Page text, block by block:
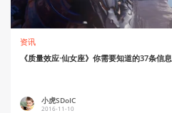
资讯
《质量效应·仙女座》你需要知道的37条信息
小虎SDoIC
2016-11-10